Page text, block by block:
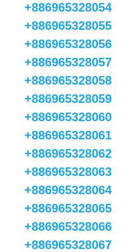
+886965328054
+886965328055
+886965328056
+886965328057
+886965328058
+886965328059
+886965328060
+886965328061
+886965328062
+886965328063
+886965328064
+886965328065
+886965328066
+886965328067